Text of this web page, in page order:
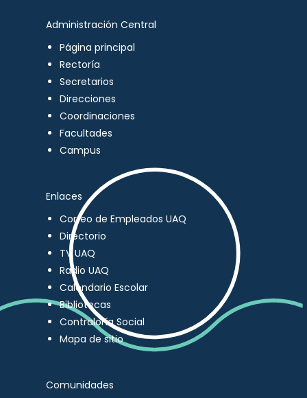
Administración Central
Página principal
Rectoría
Secretarios
Direcciones
Coordinaciones
Facultades
Campus
Enlaces
Correo de Empleados UAQ
Directorio
TV UAQ
Radio UAQ
Calendario Escolar
Bibliotecas
Contraloría Social
Mapa de sitio
Comunidades